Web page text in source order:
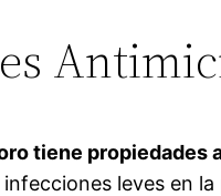
tiene propiedades
leves en